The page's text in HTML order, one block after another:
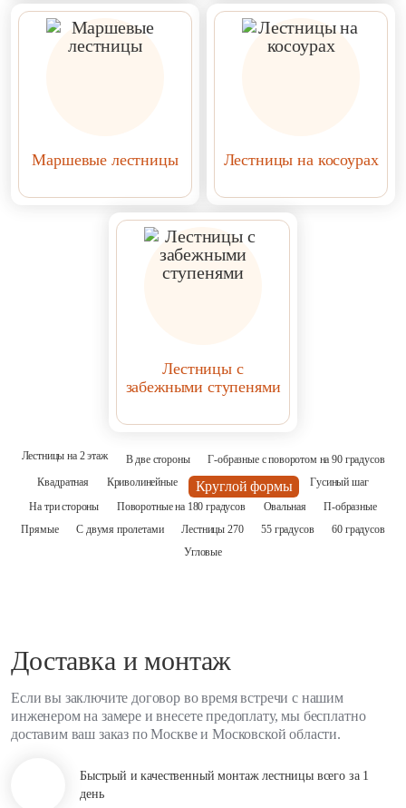
Маршевые лестницы Лестницы на косоурах
Лестницы с
забежными ступенями
Лестницы на 2 этаж В две стороны
Г-образные с поворотом на 90 градусов
Квадратная
Криволинейные Круглой формы
Гусиный шаг
На три стороны
Поворотные на 180 градусов Овальная
П-образные
Прямые
С двумя пролетами Лестницы 270 55 градусов
60 градусов
Угловые
Доставка и монтаж
Если вы заключите договор во время встречи с нашим
инженером на замере и внесете предоплату, мы бесплатно
доставим ваш заказ по Москве и Московской области.
Быстрый и качественныймонтаж лестницы всего за 1
день